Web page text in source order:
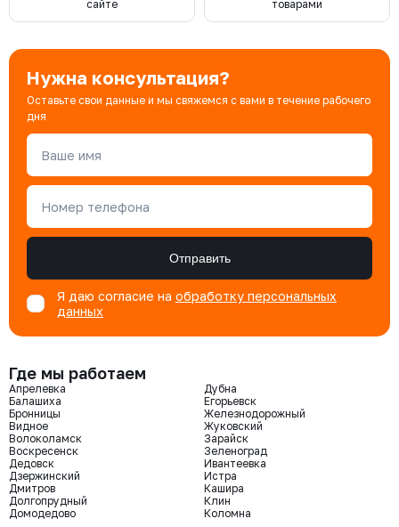
сайте
товарами
Нужна консультация?
Оставьте свои данные и мы свяжемся с вами в течение рабочего
дня
Ваше имя
Номер телефона
Отправить
Я даю согласие на обработку персональных
данных
Где мы работаем
Апрелевка
Балашиха
Бронницы
Видное
Волоколамск
Воскресенск
Дедовск
Дзержинский
Дмитров
Долгопрудный
Домодедово
Дубна
Егорьевск
Железнодорожный
Жуковский
Зарайск
Зеленоград
Ивантеевка
Истра
Кашира
Клин
Коломна